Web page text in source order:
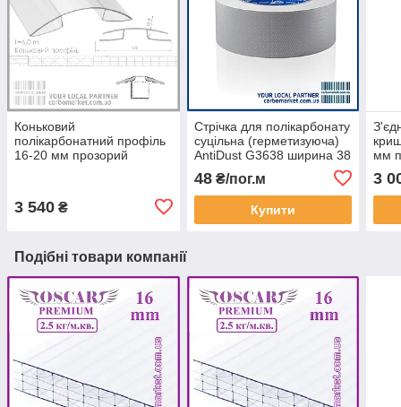
Коньковий
полікарбонатний профіль
16-20 мм прозорий
3 540 ₴
Стрічка для полікарбонату
суцільна (герметизуюча)
AntiDust G3638 ширина 38
48₴/пог.м
Купити
мм
3
Подібні товари компанії